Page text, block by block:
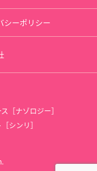
シーポリシー
［ナゾロジー］
シンリ］